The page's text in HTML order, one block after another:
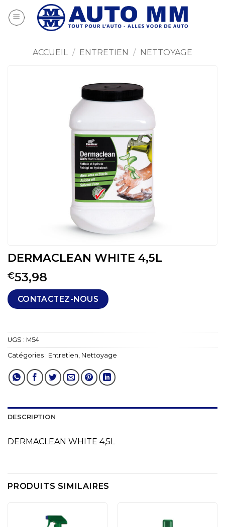
au
ACCUEIL / ENTRETIEN / NETTOYAGE
DERMACLEAN WHITE 4,5L
€53,98
CONTACTEZ-NOUS
UGS : M54
Catégories : Entretien Nettoyage
DESCRIPTION
DERMACLEAN WHITE 4,5L
PRODUITS SIMILAIRES